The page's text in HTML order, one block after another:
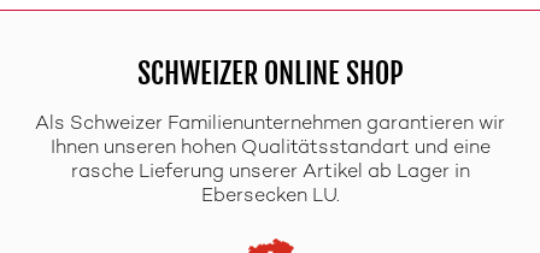
SCHWEIZER ONLINE SHOP
Als Schweizer Familienunternehmen garantieren wir
Ihnen unseren hohen Qualitätsstandart und eine
rasche Lieferung unserer Artikel ab Lager in
Ebersecken LU.